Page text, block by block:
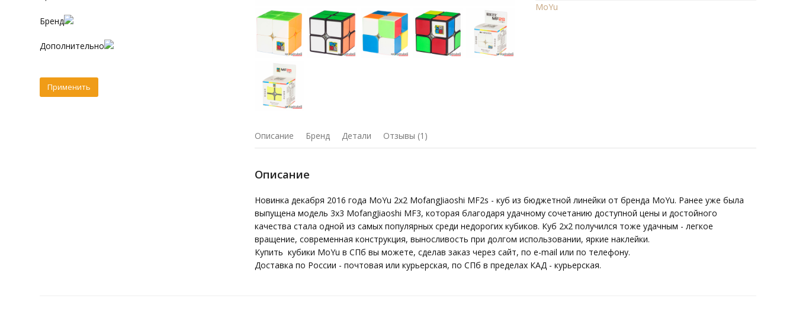
MoYu
Описание Бренд Детали Отзывы (1)
Описание
Новинка декабря 2016 года MoYu 2x2 MofangJiaoshi MF2s - куб из бюджетной линейки от бренда MoYu. Ранее уже была
выпущена модель 3х3 MofangJiaoshi MF3, которая благодаря удачному сочетанию доступной цены и достойного
качества стала одной из самых популярных среди недорогих кубиков. Куб 2х2 получился тоже удачным - легкое
вращение, современная конструкция, выносливость при долгом использовании, яркие наклейки.
Купить кубики MoYu в СПб вы можете, сделав заказ через сайт, по e-mail или по телефону.
Доставка по России - почтовая или курьерская, по СПб в пределах КАД - курьерская.
Бренд
Дополнительно